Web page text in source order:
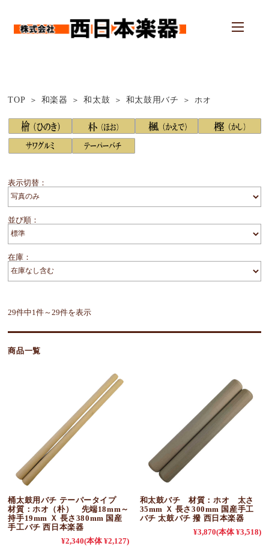
TOP 和楽器 和太鼓 和太鼓用バチ ホオ
表示切替：
並び順：
在庫：
29件中1件～29件を表示
商品一覧
桶太鼓用バチ テーパータイプ
材質：ホオ（朴） 先端18mm～
持手19mm Ｘ 長さ380mm 国産
手工バチ 西日本楽器
¥2,340(本体 ¥2,127)
和太鼓バチ 材質：ホオ 太さ
35mm Ｘ 長さ300mm 国産手工
バチ 太鼓バチ 撥 西日本楽器
¥3,870(本体 ¥3,518)